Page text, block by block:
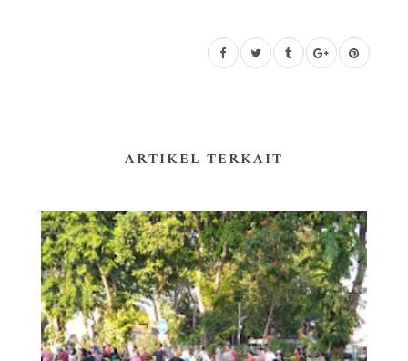
ARTIKEL TERKAIT